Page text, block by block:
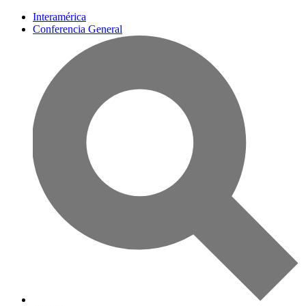
Interamérica
Conferencia General